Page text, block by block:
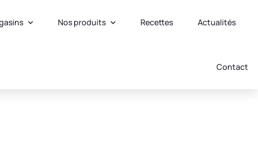
Nos produits Recettes Actualités
Contact